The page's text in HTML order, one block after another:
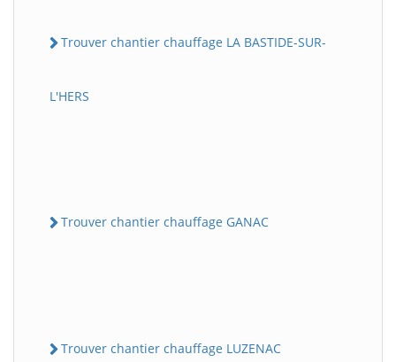
Trouver chantier chauffage LA BASTIDE-SUR-
L'HERS
Trouver chantier chauffage GANAC
Trouver chantier chauffage LUZENAC